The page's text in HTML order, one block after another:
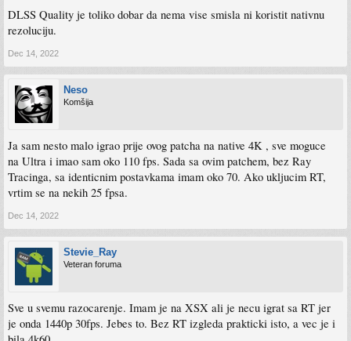
DLSS Quality je toliko dobar da nema vise smisla ni koristit nativnu
rezoluciju.
Dec 14, 2022
Neso
Komšija
Ja sam nesto malo igrao prije ovog patcha na native 4K , sve moguce
na Ultra i imao sam oko 110 fps. Sada sa ovim patchem, bez Ray
Tracinga, sa identicnim postavkama imam oko 70. Ako ukljucim RT,
vrtim se na nekih 25 fpsa.
Dec 14, 2022
Stevie_Ray
Veteran foruma
Sve u svemu razocarenje. Imam je na XSX ali je necu igrat sa RT jer
je onda 1440p 30fps. Jebes to. Bez RT izgleda prakticki isto, a vec je i